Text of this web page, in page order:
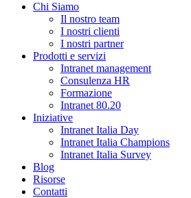
Chi Siamo
Il nostro team
I nostri clienti
I nostri partner
Prodotti e servizi
Intranet management
Consulenza HR
Formazione
Intranet 80.20
Iniziative
Intranet Italia Day
Intranet Italia Champions
Intranet Italia Survey
Blog
Risorse
Contatti